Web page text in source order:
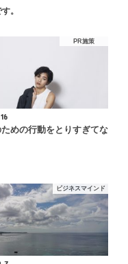
。
PR施策
めの行動をとりすぎてな
ビジネスマインド